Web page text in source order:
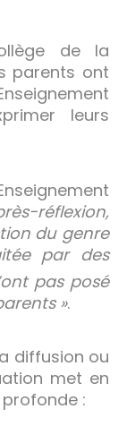
de la
parents ont
leurs
réflexion,
du genre
par des
pas posé
».
diffusion ou
met en
: